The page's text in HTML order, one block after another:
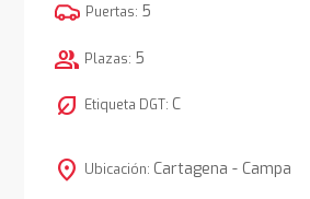
Puertas: 5
group Plazas: 5
nest_eco_leaf Etiqueta DGT: C
location_on Ubicación: Cartagena - Campa